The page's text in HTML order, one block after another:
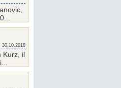
30.10.2018
Kurz, il